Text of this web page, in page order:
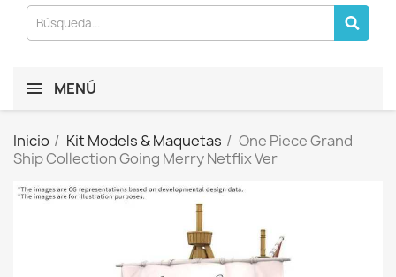
MENÚ
Inicio Kit Models & Maquetas
One Piece Grand
Ship Collection Going Merry Netflix Ver